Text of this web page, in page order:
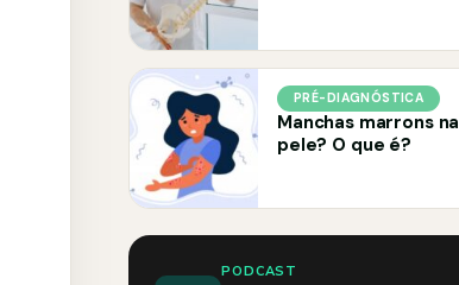
PRÉ-DIAGNÓSTICA
Manchas marrons na
pele? O que é?
PODCAST